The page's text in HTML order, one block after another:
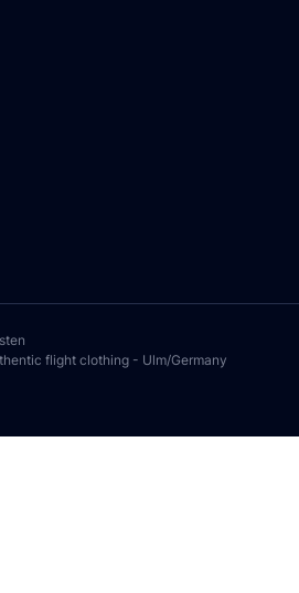
flight clothing - Ulm/Germany